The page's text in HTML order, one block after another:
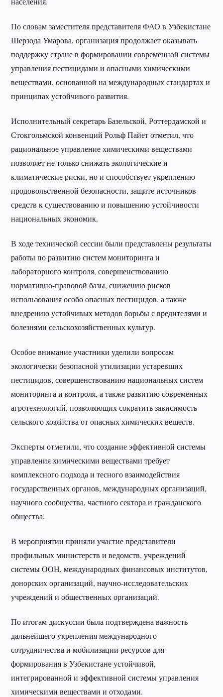
По словам заместителя представителя ФАО в Узбекистане
Шерзода Умарова, организация продолжает оказывать
поддержку стране в формировании современной системы
управления пестицидами и опасными химическими
веществами, основанной на международных стандартах и
принципах устойчивого развития.
Исполнительный секретарь Базельской, Роттердамской и
Стокгольмской конвенций Рольф Пайет отметил, что
рациональное управление химическими веществами
позволяет не только снижать экологические и
климатические риски, но и способствует укреплению
продовольственной безопасности, защите источников
средств к существованию и повышению устойчивости
национальных экономик.
В ходе технической сессии были представлены результаты
работы по развитию систем мониторинга и
лабораторного контроля, совершенствованию
нормативно-правовой базы, снижению рисков
использования особо опасных пестицидов, а также
внедрению устойчивых методов борьбы с вредителями и
болезнями сельскохозяйственных культур.
Особое внимание участники уделили вопросам
экологически безопасной утилизации устаревших
пестицидов, совершенствованию национальных систем
мониторинга и контроля, а также развитию современных
агротехнологий, позволяющих сократить зависимость
сельского хозяйства от опасных химических веществ.
Эксперты отметили, что создание эффективной системы
управления химическими веществами требует
комплексного подхода и тесного взаимодействия
государственных органов, международных организаций,
научного сообщества, частного сектора и гражданского
общества.
В мероприятии приняли участие представители
профильных министерств и ведомств, учреждений
системы ООН, международных финансовых институтов,
донорских организаций, научно-исследовательских
учреждений и общественных организаций.
По итогам дискуссии была подтверждена важность
дальнейшего укрепления международного
сотрудничества и мобилизации ресурсов для
формирования в Узбекистане устойчивой,
интегрированной и эффективной системы управления
химическими веществами и отходами.